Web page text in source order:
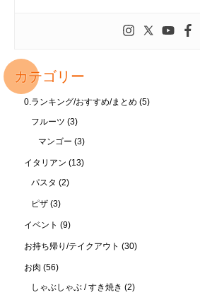
カテゴリー
0.ランキング/おすすめ/まとめ (5)
フルーツ (3)
マンゴー (3)
イタリアン (13)
パスタ (2)
ピザ (3)
イベント (9)
お持ち帰り/テイクアウト (30)
お肉 (56)
しゃぶしゃぶ / すき焼き (2)